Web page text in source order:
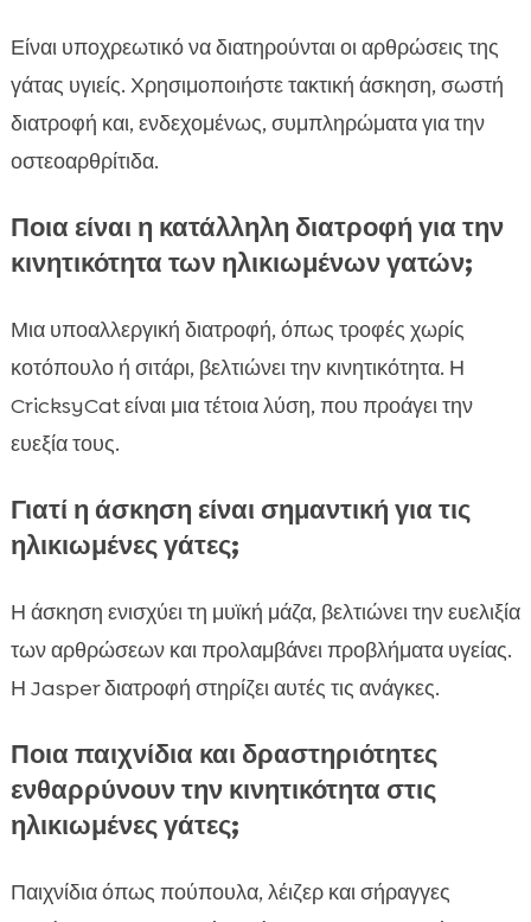
Είναι υποχρεωτικό να διατηρούνται οι αρθρώσεις της
γάτας υγιείς. Χρησιμοποιήστε τακτική άσκηση, σωστή
διατροφή και, ενδεχομένως, συμπληρώματα για την
οστεοαρθρίτιδα.
Ποια είναι η κατάλληλη διατροφή για την
κινητικότητα των ηλικιωμένων γατών;
Μια υποαλλεργική διατροφή, όπως τροφές χωρίς
κοτόπουλο ή σιτάρι, βελτιώνει την κινητικότητα. Η
CricksyCat είναι μια τέτοια λύση, που προάγει την
ευεξία τους.
Γιατί η άσκηση είναι σημαντική για τις
ηλικιωμένες γάτες;
Η άσκηση ενισχύει τη μυϊκή μάζα, βελτιώνει την ευελιξία
των αρθρώσεων και προλαμβάνει προβλήματα υγείας.
Η Jasper διατροφή στηρίζει αυτές τις ανάγκες.
Ποια παιχνίδια και δραστηριότητες
ενθαρρύνουν την κινητικότητα στις
ηλικιωμένες γάτες;
Παιχνίδια όπως πούπουλα, λέιζερ και σήραγγες